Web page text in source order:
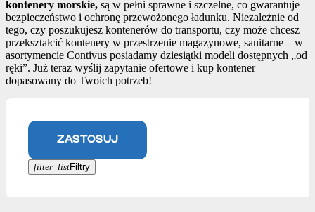
kontenery morskie, są w pełni sprawne i szczelne, co gwarantuje
bezpieczeństwo i ochronę przewożonego ładunku. Niezależnie od
tego, czy poszukujesz kontenerów do transportu, czy może chcesz
przekształcić kontenery w przestrzenie magazynowe, sanitarne – w
asortymencie Contivus posiadamy dziesiątki modeli dostępnych „od
ręki”. Już teraz wyślij zapytanie ofertowe i kup kontener
dopasowany do Twoich potrzeb!
ZASTOSUJ
filter_listFiltry